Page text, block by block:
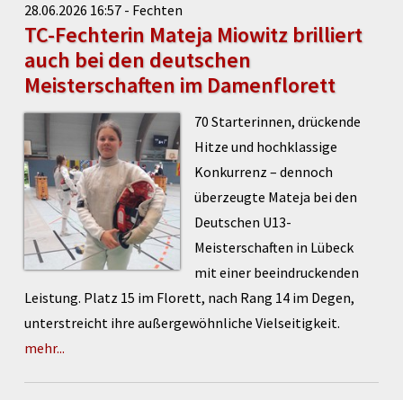
28.06.2026 16:57 - Fechten
TC-Fechterin Mateja Miowitz brilliert
auch bei den deutschen
Meisterschaften im Damenflorett
70 Starterinnen, drückende
Hitze und hochklassige
Konkurrenz – dennoch
überzeugte Mateja bei den
Deutschen U13-
Meisterschaften in Lübeck
mit einer beeindruckenden
Leistung. Platz 15 im Florett, nach Rang 14 im Degen,
unterstreicht ihre außergewöhnliche Vielseitigkeit.
mehr...